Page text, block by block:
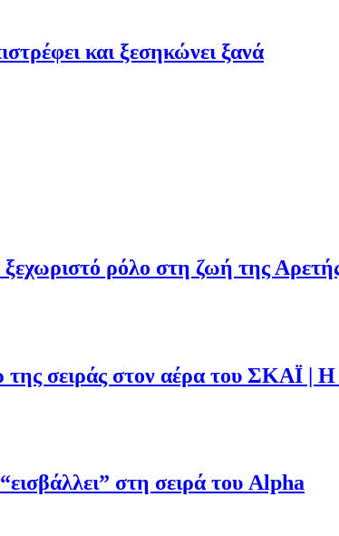
και ξεσηκώνει ξανά
ρόλο στη ζωή της
της σειράς στον αέρα του ΣΚΑΪ |
στη σειρά του Alpha